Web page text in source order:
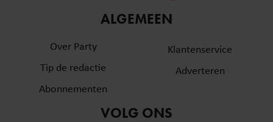
partners voor social media, adverteren en analyse. Deze
informatie die u aan ze heeft verstrekt of die ze hebben
verzameld op basis van uw gebruik van hun services. U
gebruiken.
ALGEMEEN
Over Party
Tip de redactie
Abonnementen
Klantenservice
Adverteren
VOLG ONS